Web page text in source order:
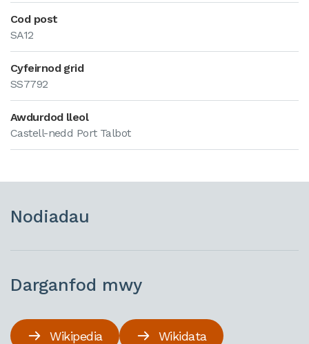
Cod post
SA12
Cyfeirnod grid
SS7792
Awdurdod lleol
Castell-nedd Port Talbot
Nodiadau
Darganfod mwy
Wikipedia Wikidata